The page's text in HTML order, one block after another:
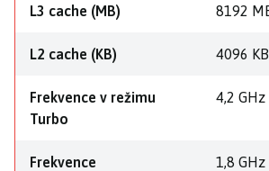
L3 cache (MB) 8192
L2 cache (KB) 4096 KB
Frekvence v režimu
Turbo
4,2 GHz
Frekvence 1,8 GHz